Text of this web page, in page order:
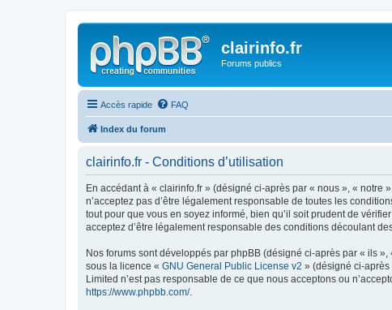
clairinfo.fr
Forums publics
Accès rapide FAQ
Index du forum
clairinfo.fr - Conditions d’utilisation
En accédant à « clairinfo.fr » (désigné ci-après par « nous », « notre
n’acceptez pas d’être légalement responsable de toutes les
tout pour que vous en soyez informé, bien qu’il soit prudent de
acceptez d’être légalement responsable des conditions découlant
Nos forums sont développés par phpBB (désigné ci-après par « ils
sous la licence « GNU General Public License v2 » (désigné ci-
Limited n’est pas responsable de ce que nous acceptons ou
https://www.phpbb.com/.